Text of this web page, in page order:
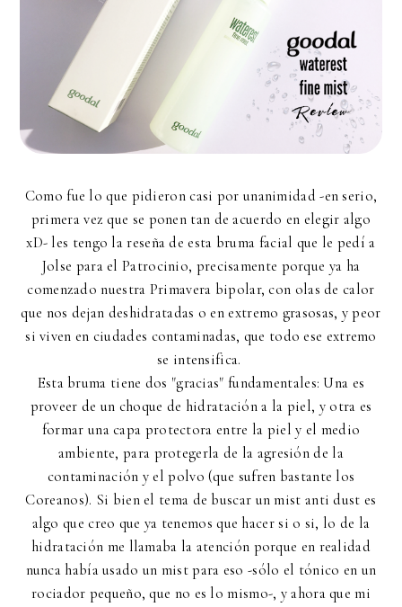
Como fue lo que pidieron casi por unanimidad -en serio,
primera vez que se ponen tan de acuerdo en elegir algo
xD- les tengo la reseña de esta bruma facial que le pedí a
Jolse para el Patrocinio, precisamente porque ya ha
comenzado nuestra Primavera bipolar, con olas de calor
que nos dejan deshidratadas o en extremo grasosas, y peor
si viven en ciudades contaminadas, que todo ese extremo
se intensifica.
Esta bruma tiene dos "gracias" fundamentales: Una es
proveer de un choque de hidratación a la piel, y otra es
formar una capa protectora entre la piel y el medio
ambiente, para protegerla de la agresión de la
contaminación y el polvo (que sufren bastante los
Coreanos). Si bien el tema de buscar un mist anti dust es
algo que creo que ya tenemos que hacer si o si, lo de la
hidratación me llamaba la atención porque en realidad
nunca había usado un mist para eso -sólo el tónico en un
rociador pequeño, que no es lo mismo-, y ahora que mi